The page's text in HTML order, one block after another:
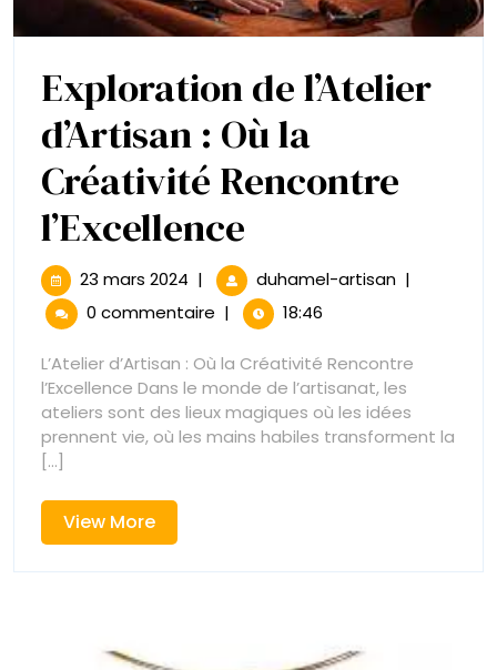
Exploration de l’Atelier
d’Artisan : Où la
Créativité Rencontre
l’Excellence
de
l’Atelier
d’Artisan
:
Où
l’Excellence
23 mars 2024 23
mars
2024
| duhamel-artisanExploration
:
Où
la
Créativité
|
0 commentaire | 18:46
L’Atelier d’Artisan : Où la Créativité Rencontre
l’Excellence Dans le monde de l’artisanat, les
ateliers sont des lieux magiques où les idées
prennent vie, où les mains habiles transforment la
[...]
View MoreView
More